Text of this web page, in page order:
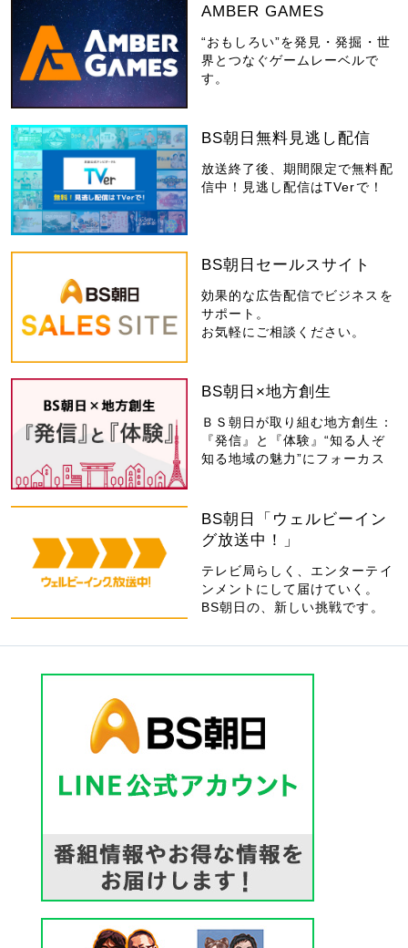
AMBER GAMES
“おもしろい”を発見・発掘・世
界とつなぐゲームレーベルで
す。
BS朝日無料見逃し配信
放送終了後、期間限定で無料配
信中！見逃し配信はTVerで！
BS朝日セールスサイト
効果的な広告配信でビジネスを
サポート。
お気軽にご相談ください。
BS朝日×地方創生
ＢＳ朝日が取り組む地方創生：
『発信』と『体験』“知る人ぞ
知る地域の魅力”にフォーカス
BS朝日「ウェルビーイン
グ放送中！」
テレビ局らしく、エンターテイ
ンメントにして届けていく。
BS朝日の、新しい挑戦です。